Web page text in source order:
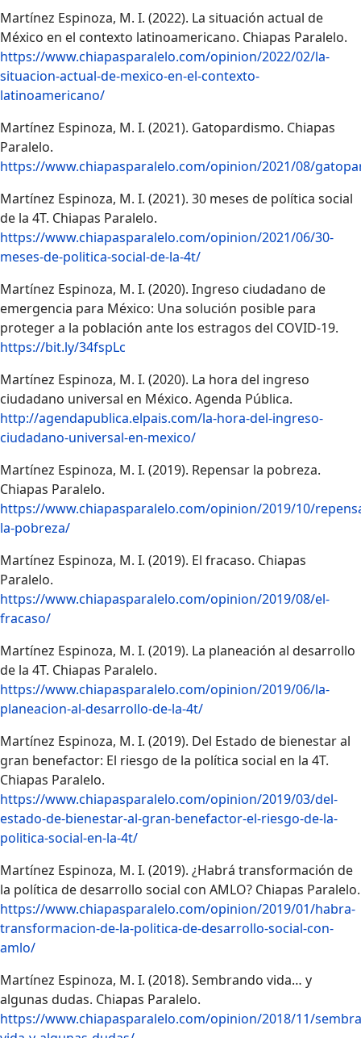
Martínez Espinoza, M. I. (2022). La situación actual de
México en el contexto latinoamericano. Chiapas Paralelo.
https://www.chiapasparalelo.com/opinion/2022/02/la-
situacion-actual-de-mexico-en-el-contexto-
latinoamericano/
Martínez Espinoza, M. I. (2021). Gatopardismo. Chiapas
Paralelo.
https://www.chiapasparalelo.com/opinion/2021/08/
Martínez Espinoza, M. I. (2021). 30 meses de política social
de la 4T. Chiapas Paralelo.
https://www.chiapasparalelo.com/opinion/2021/06/30-
meses-de-politica-social-de-la-4t/
Martínez Espinoza, M. I. (2020). Ingreso ciudadano de
emergencia para México: Una solución posible para
proteger a la población ante los estragos del COVID-19.
https://bit.ly/34fspLc
Martínez Espinoza, M. I. (2020). La hora del ingreso
ciudadano universal en México. Agenda Pública.
http://agendapublica.elpais.com/la-hora-del-ingreso-
ciudadano-universal-en-mexico/
Martínez Espinoza, M. I. (2019). Repensar la pobreza.
Chiapas Paralelo.
https://www.chiapasparalelo.com/opinion/2019/10/
la-pobreza/
Martínez Espinoza, M. I. (2019). El fracaso. Chiapas
Paralelo.
https://www.chiapasparalelo.com/opinion/2019/08/el-
fracaso/
Martínez Espinoza, M. I. (2019). La planeación al desarrollo
de la 4T. Chiapas Paralelo.
https://www.chiapasparalelo.com/opinion/2019/06/la-
planeacion-al-desarrollo-de-la-4t/
Martínez Espinoza, M. I. (2019). Del Estado de bienestar al
gran benefactor: El riesgo de la política social en la 4T.
Chiapas Paralelo.
https://www.chiapasparalelo.com/opinion/2019/03/del-
estado-de-bienestar-al-gran-benefactor-el-riesgo-de-la-
politica-social-en-la-4t/
Martínez Espinoza, M. I. (2019). ¿Habrá transformación de
la política de desarrollo social con AMLO? Chiapas Paralelo.
https://www.chiapasparalelo.com/opinion/2019/01/habra-
transformacion-de-la-politica-de-desarrollo-social-con-
amlo/
Martínez Espinoza, M. I. (2018). Sembrando vida… y
algunas dudas. Chiapas Paralelo.
https://www.chiapasparalelo.com/opinion/2018/11/